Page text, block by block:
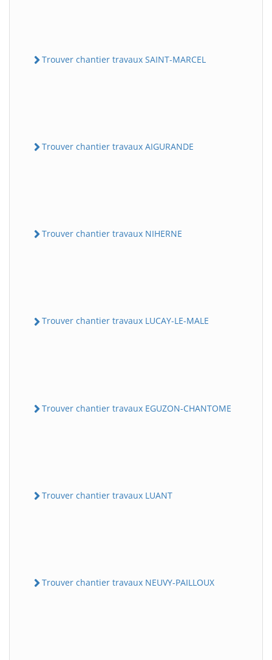
Trouver chantier travaux SAINT-MARCEL
Trouver chantier travaux AIGURANDE
Trouver chantier travaux NIHERNE
Trouver chantier travaux LUCAY-LE-MALE
Trouver chantier travaux EGUZON-CHANTOME
Trouver chantier travaux LUANT
Trouver chantier travaux NEUVY-PAILLOUX